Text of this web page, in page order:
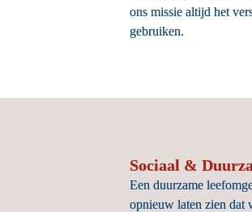
ons missie altijd het
gebruiken.
Sociaal &
Een duurzame
opnieuw laten zien dat